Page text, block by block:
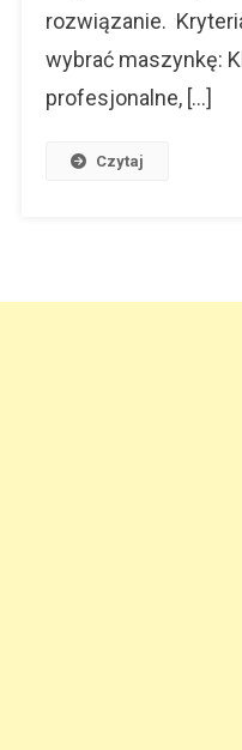
rozwiązanie.
wybrać maszynkę:
profesjonalne, […]
Czytaj